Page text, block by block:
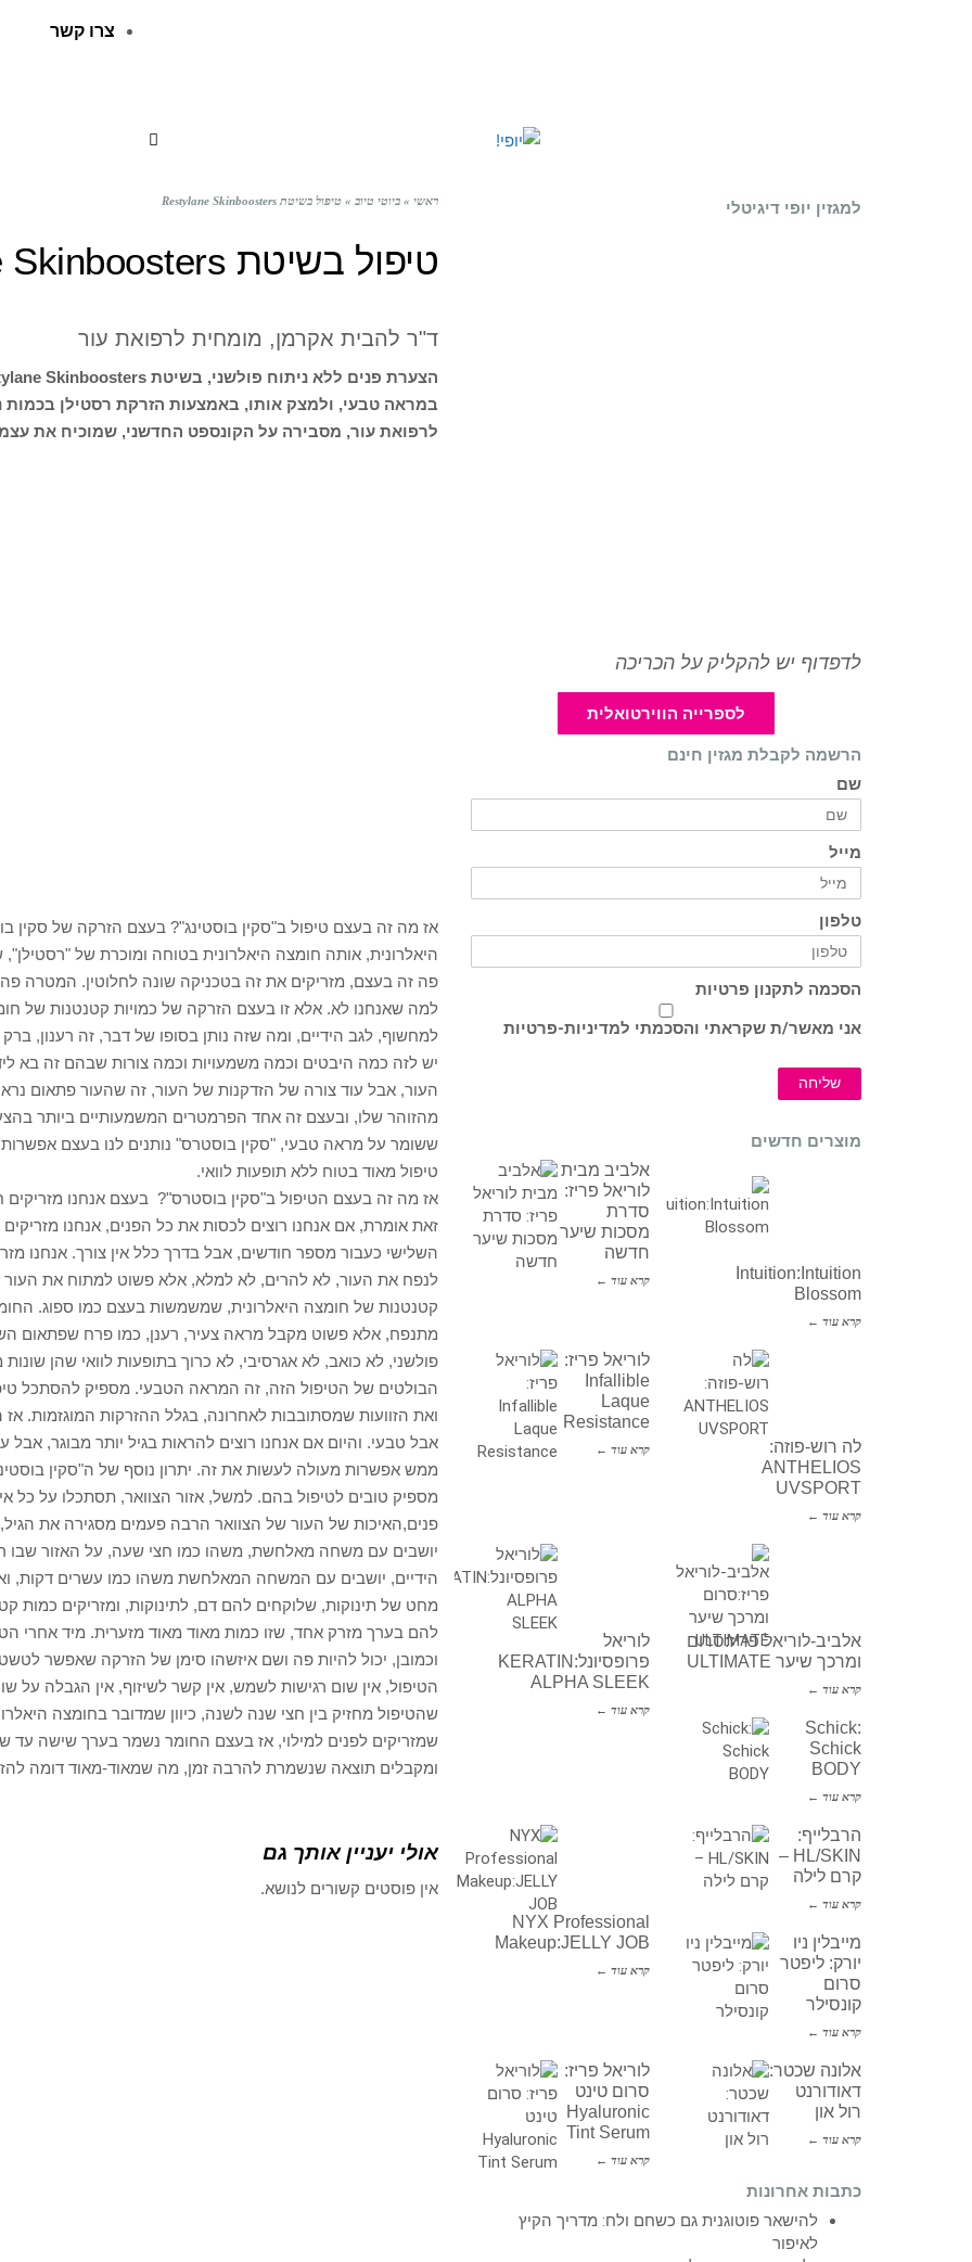
צרו קשר
ראשי » ביוטי טיוב » טיפול בשיטת Restylane Skinboosters
טיפול בשיטת Restylane Skinboosters
ד"ר להבית אקרמן, מומחית לרפואת עור
במראה טבעי, ולמצק אותו, באמצעות הזרקת רסטילן
לרפואת עור, מסבירה על הקונספט החדשני, שמוכיח את
אז מה זה בעצם טיפול ב"סקין בוסטינג"? בעצם הזרקה של סקין
פה זה בעצם, מזריקים את זה בטכניקה שונה לחלוטין. המטרה
למה שאנחנו לא. אלא זו בעצם הזרקה של כמויות קטנטנות של
למחשוף, לגב הידיים, ומה שזה נותן בסופו של דבר, זה רענון,
יש לזה כמה היבטים וכמה משמעויות וכמה צורות שבהם זה בא
העור, אבל עוד צורה של הזדקנות של העור, זה שהעור פתאום
מהזוהר שלו, ובעצם זה אחד הפרמטרים המשמעותיים ביותר
ששומר על מראה טבעי, "סקין בוסטרס" נותנים לנו בעצם
טיפול מאוד בטוח ללא תופעות לוואי.
אז מה זה בעצם הטיפול ב"סקין בוסטרס"? בעצם אנחנו מזריקים
זאת אומרת, אם אנחנו רוצים לכסות את כל הפנים, אנחנו
השלישי כעבור מספר חודשים, אבל בדרך כלל אין צורך. אנחנו
לנפח את העור, לא להרים, לא למלא, אלא פשוט למתוח את העור
קטנטנות של חומצה היאלרונית, שמשמשות בעצם כמו ספוג.
מתנפח, אלא פשוט מקבל מראה צעיר, רענן, כמו פרח שפתאום
פולשני, לא כואב, לא אגרסיבי, לא כרוך בתופעות לוואי שהן
הבולטים של הטיפול הזה, זה המראה הטבעי. מספיק להסתכל
ואת הזוועות שמסתובבות לאחרונה, בגלל ההזרקות המוגזמות.
אבל טבעי. והיום אם אנחנו רוצים להראות בגיל יותר מבוגר, אבל
ממש אפשרות מעולה לעשות את זה. יתרון נוסף של ה"סקין
פנים,האיכות של העור של הצוואר הרבה פעמים מסגירה את
יושבים עם משחה מאלחשת, משהו כמו חצי שעה, על האזור שבו
הידיים, יושבים עם המשחה המאלחשת משהו כמו עשרים דקות,
מחט של תינוקות, שלוקחים להם דם, לתינוקות, ומזריקים כמות
וכמובן, יכול להיות פה ושם איזשהו סימן של הזרקה שאפשר
הטיפול, אין שום רגישות לשמש, אין קשר לשיזוף, אין הגבלה על
שהטיפול מחזיק בין חצי שנה לשנה, כיוון שמדובר בחומצה
שמזריקים לפנים למילוי, אז בעצם החומר נשמר בערך שישה עד
ומקבלים תוצאה שנשמרת להרבה זמן, מה שמאוד-מאוד דומה
אולי יעניין אותך גם
אין פוסטים קשורים לנושא.
למגזין יופי דיגיטלי
לדפדוף יש להקליק על הכריכה
לספרייה הווירטואלית
הרשמה לקבלת מגזין חינם
שם
מייל
טלפון
הסכמה לתקנון פרטיות
אני מאשר/ת שקראתי והסכמתי למדיניות-פרטיות
שליחה
מוצרים חדשים
אלביב מבית
לוריאל פריז:
סדרת
מסכות שיער
חדשה
קרא עוד ←
Intuition:Intuition
Blossom
קרא עוד ←
לוריאל פריז:
Infallible
Laque
Resistance
קרא עוד ←
לה רוש-פוזה:
ANTHELIOS
UVSPORT
קרא עוד ←
לוריאל
פרופסיונל:KERATIN
ALPHA SLEEK
קרא עוד ←
אלביב-לוריאל פריז:סרום
ומרכך שיער ULTIMATE
קרא עוד ←
Schick:
Schick
BODY
קרא עוד ←
NYX Professional
Makeup:JELLY JOB
קרא עוד ←
הרבלייף:
HL/SKIN –
קרם לילה
קרא עוד ←
מייבלין ניו
יורק: ליפטר
סרום
קונסילר
קרא עוד ←
לוריאל פריז:
סרום טינט
Hyaluronic
Tint Serum
קרא עוד ←
אלונה שכטר:
דאודורנט
רול און
קרא עוד ←
כתבות אחרונות
להישאר פוטוגנית גם כשחם ולח: מדריך הקיץ
לאיפור